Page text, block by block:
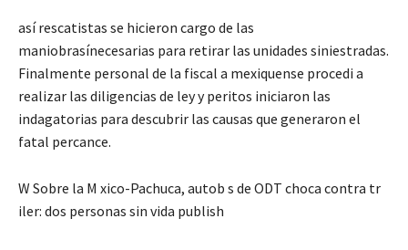
así rescatistas se hicieron cargo de las
maniobrasínecesarias para retirar las unidades siniestradas.
Finalmente personal de la fiscal a mexiquense procedi a
realizar las diligencias de ley y peritos iniciaron las
indagatorias para descubrir las causas que generaron el
fatal percance.
W Sobre la M xico-Pachuca, autob s de ODT choca contra tr
iler: dos personas sin vida publish